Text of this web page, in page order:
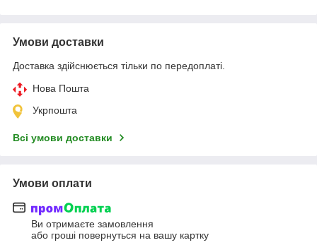
Умови доставки
Доставка здійснюється тільки по передоплаті.
Нова Пошта
Укрпошта
Всі умови доставки
Умови оплати
Ви отримаєте замовлення
або гроші повернуться на вашу картку